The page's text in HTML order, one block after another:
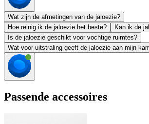
Wat zijn de afmetingen van de jaloezie?
Hoe reinig ik de jaloezie het beste?
Kan ik de
Is de jaloezie geschikt voor vochtige ruimtes?
Wat voor uitstraling geeft de jaloezie aan mijn
Passende accessoires